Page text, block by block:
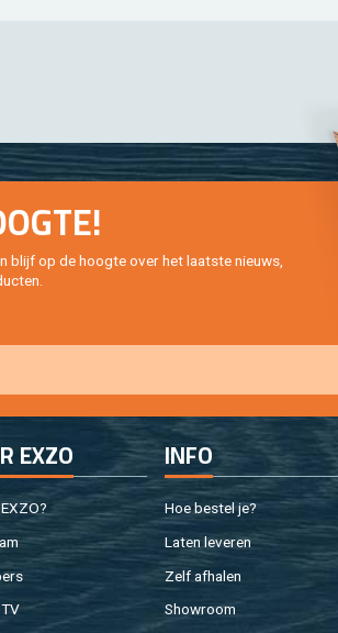
blijf op de hoog­te over het laat­ste nieuws,
EXZO INFO
Hoe be­stel je?
Laten le­ve­ren
Zelf af­ha­len
Show­room